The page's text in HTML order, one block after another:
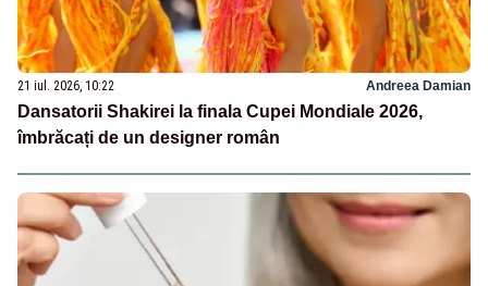
21 iul. 2026, 10:22 Andreea Damian
Dansatorii Shakirei la finala Cupei Mondiale 2026,
îmbrăcați de un designer român